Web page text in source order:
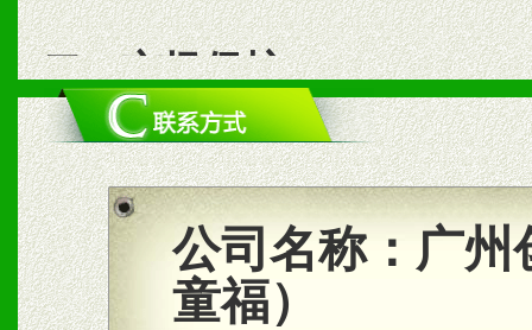
二、市场保护
1、统一市场价格；建立全
商利润。
2、区域独家经营；建立区
合作关系。公司名称： 广州
童福）